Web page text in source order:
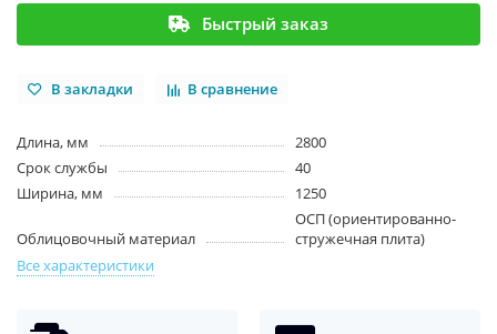
Быстрый заказ
В закладки В сравнение
Длина, мм
2800
Срок службы
40
Ширина, мм
1250
Облицовочный материал
ОСП (ориентированно-
стружечная плита)
Все характеристики